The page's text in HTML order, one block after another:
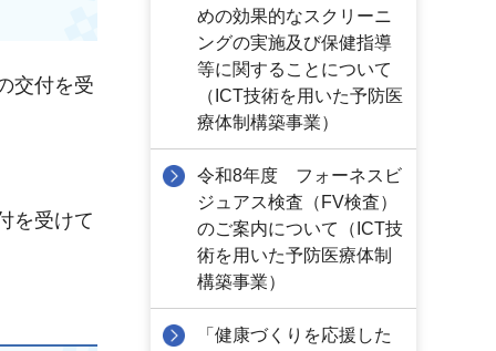
交付を受
を受けて
めの効果的なスクリーニ
ングの実施及び保健指導
等に関することについて
（ICT技術を用いた予防医
療体制構築事業）
令和8年度 フォーネスビ
ジュアス検査（FV検査）
のご案内について（ICT技
術を用いた予防医療体制
構築事業）
「健康づくりを応援した